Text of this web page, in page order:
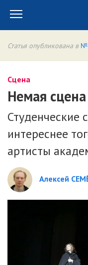
Статья опубликована в
Сцена
Немая сцена
Студенческие
интереснее
артисты
Алексей